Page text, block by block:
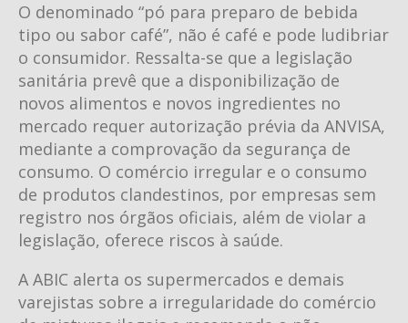
O denominado “pó para preparo de bebida
tipo ou sabor café”, não é café e pode ludibriar
o consumidor. Ressalta-se que a legislação
sanitária prevê que a disponibilização de
novos alimentos e novos ingredientes no
mercado requer autorização prévia da ANVISA,
mediante a comprovação da segurança de
consumo. O comércio irregular e o consumo
de produtos clandestinos, por empresas sem
registro nos órgãos oficiais, além de violar a
legislação, oferece riscos à saúde.
A ABIC alerta os supermercados e demais
varejistas sobre a irregularidade do comércio